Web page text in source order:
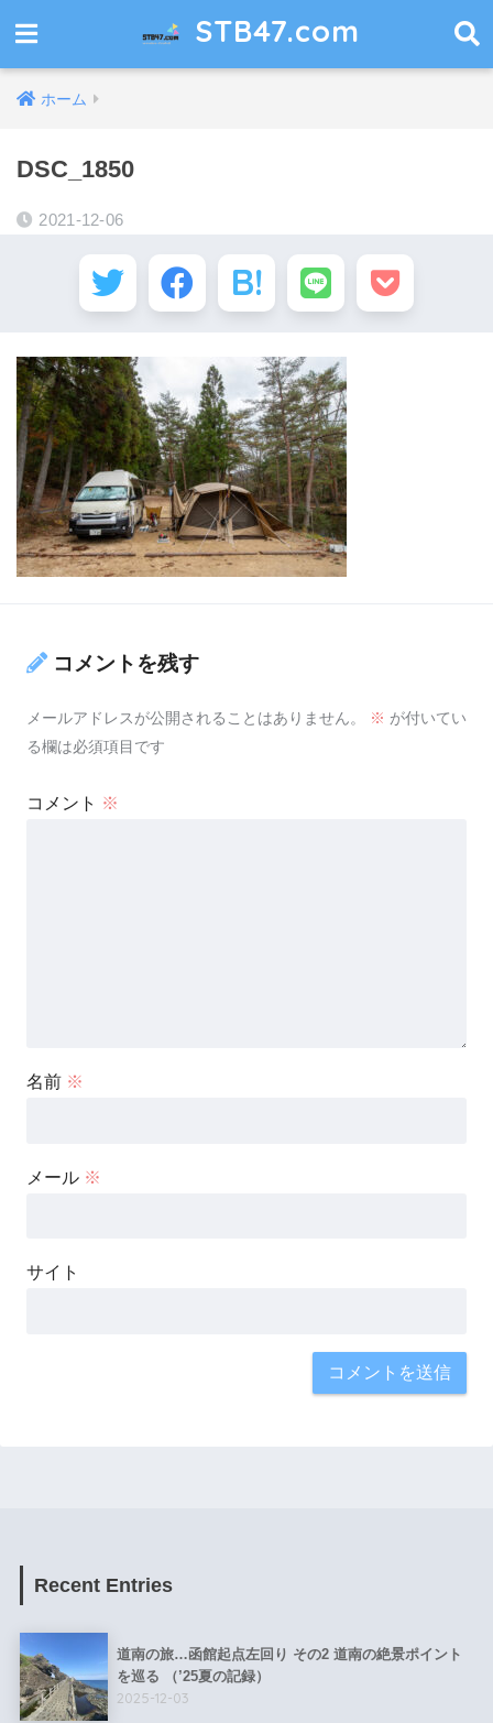
STB47.com
ホーム
DSC_1850
2021-12-06
コメントを残す
メールアドレスが公開されることはありません。 ※ が付いてい
る欄は必須項目です
コメント ※
名前 ※
メール ※
サイト
Recent Entries
道南の旅…函館起点左回り その2 道南の絶景ポイント
を巡る （’25夏の記録）
2025-12-03